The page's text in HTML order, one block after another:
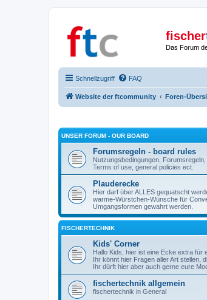
fischer
Das Forum
Schnellzugriff FAQ
Website der ftcommunity Foren-
UNSER FORUM - OUR BOARD
Forumsregeln - board rules
Nutzungsbedingungen, Forumsregeln,
Terms of use, general policies ect.
Plauderecke
Hier darf über ALLES gequatscht
warme-Würstchen-Wünsche für
Umgangsformen gewahrt werden.
FISCHERTECHNIK
Kids' Corner
Hallo Kids, hier ist eine Ecke extra für
Ihr könnt hier Fragen aller Art stellen,
Ihr dürft hier aber auch gerne eure
fischertechnik allgemein
fischertechnik in General